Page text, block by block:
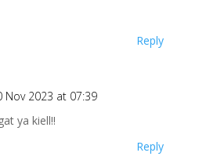
Reply
Nov 2023 at 07:39
ya kiell!!
Reply